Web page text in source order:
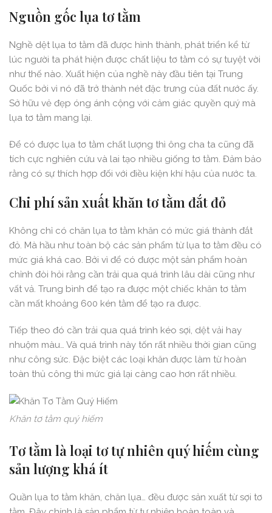
Nguồn gốc lụa tơ tằm
Nghề dệt lụa tơ tằm đã được hình thành, phát triển kể từ
lúc người ta phát hiện được chất liệu tơ tằm có sự tuyệt vời
như thế nào. Xuất hiện của nghề này đầu tiên tại Trung
Quốc bởi vì nó đã trở thành nét đặc trưng của đất nước ấy.
Sở hữu vẻ đẹp óng ánh cộng với cảm giác quyền quý mà
lụa tơ tằm mang lại.
Để có được lụa tơ tằm chất lượng thì ông cha ta cũng đã
tích cực nghiên cứu và lai tạo nhiều giống tơ tằm. Đảm bảo
rằng có sự thích hợp đối với điều kiện khí hậu của nước ta.
Chi phí sản xuất khăn tơ tằm đắt đỏ
Không chỉ có chăn lụa tơ tằm khăn có mức giá thành đắt
đỏ. Mà hầu như toàn bộ các sản phẩm từ lụa tơ tằm đều có
mức giá khá cao. Bởi vì để có được một sản phẩm hoàn
chỉnh đòi hỏi rằng cần trải qua quá trình lâu dài cũng như
vất vả. Trung bình để tạo ra được một chiếc khăn tơ tằm
cần mất khoảng 600 kén tằm để tạo ra được.
Tiếp theo đó cần trải qua quá trình kéo sợi, dệt vải hay
nhuộm màu… Và quá trình này tốn rất nhiều thời gian cũng
như công sức. Đặc biệt các loại khăn được làm từ hoàn
toàn thủ công thì mức giá lại càng cao hơn rất nhiều.
Khăn tơ tằm quý hiếm
Tơ tằm là loại tơ tự nhiên quý hiếm cùng
sản lượng khá ít
Quần lụa tơ tằm khăn, chăn lụa… đều được sản xuất từ sợi tơ